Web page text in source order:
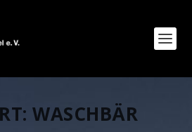
WASCHBÄR